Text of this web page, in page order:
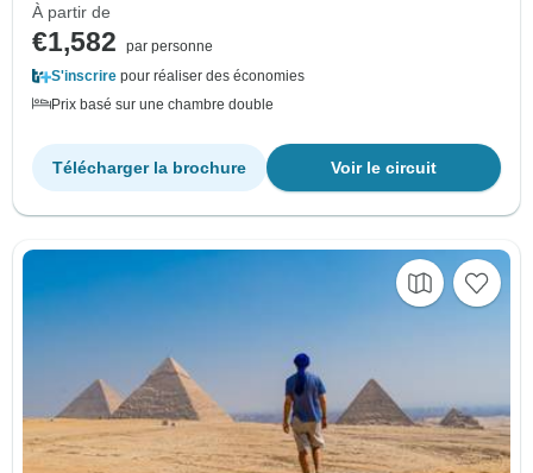
À partir de
€1,582
par personne
S'inscrire pour réaliser des économies
Prix basé sur une chambre double
Voir le circuit
Télécharger la brochure